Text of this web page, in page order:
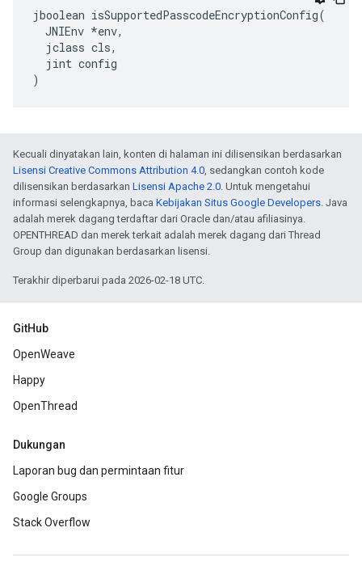
jboolean isSupportedPasscodeEncryptionConfig(
  JNIEnv *env,
  jclass cls,
  jint config
)
Kecuali dinyatakan lain, konten di halaman ini dilisensikan berdasarkan
Lisensi Creative Commons Attribution 4.0, sedangkan contoh kode
dilisensikan berdasarkan Lisensi Apache 2.0. Untuk mengetahui
informasi selengkapnya, baca Kebijakan Situs Google Developers. Java
adalah merek dagang terdaftar dari Oracle dan/atau afiliasinya.
OPENTHREAD dan merek terkait adalah merek dagang dari Thread
Group dan digunakan berdasarkan lisensi.
Terakhir diperbarui pada 2026-02-18 UTC.
GitHub
OpenWeave
Happy
OpenThread
Dukungan
Laporan bug dan permintaan fitur
Google Groups
Stack Overflow